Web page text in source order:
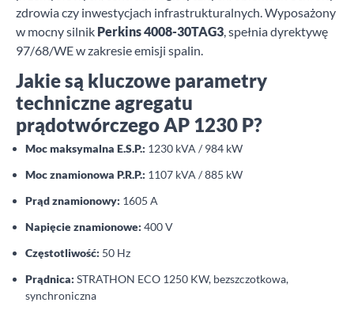
zdrowia czy inwestycjach infrastrukturalnych. Wyposażony
w mocny silnik Perkins 4008-30TAG3, spełnia dyrektywę
97/68/WE w zakresie emisji spalin.
Jakie są kluczowe parametry
techniczne agregatu
prądotwórczego AP 1230 P?
Moc maksymalna E.S.P.: 1230 kVA / 984 kW
Moc znamionowa P.R.P.: 1107 kVA / 885 kW
Prąd znamionowy: 1605 A
Napięcie znamionowe: 400 V
Częstotliwość: 50 Hz
Prądnica: STRATHON ECO 1250 KW, bezszczotkowa,
synchroniczna